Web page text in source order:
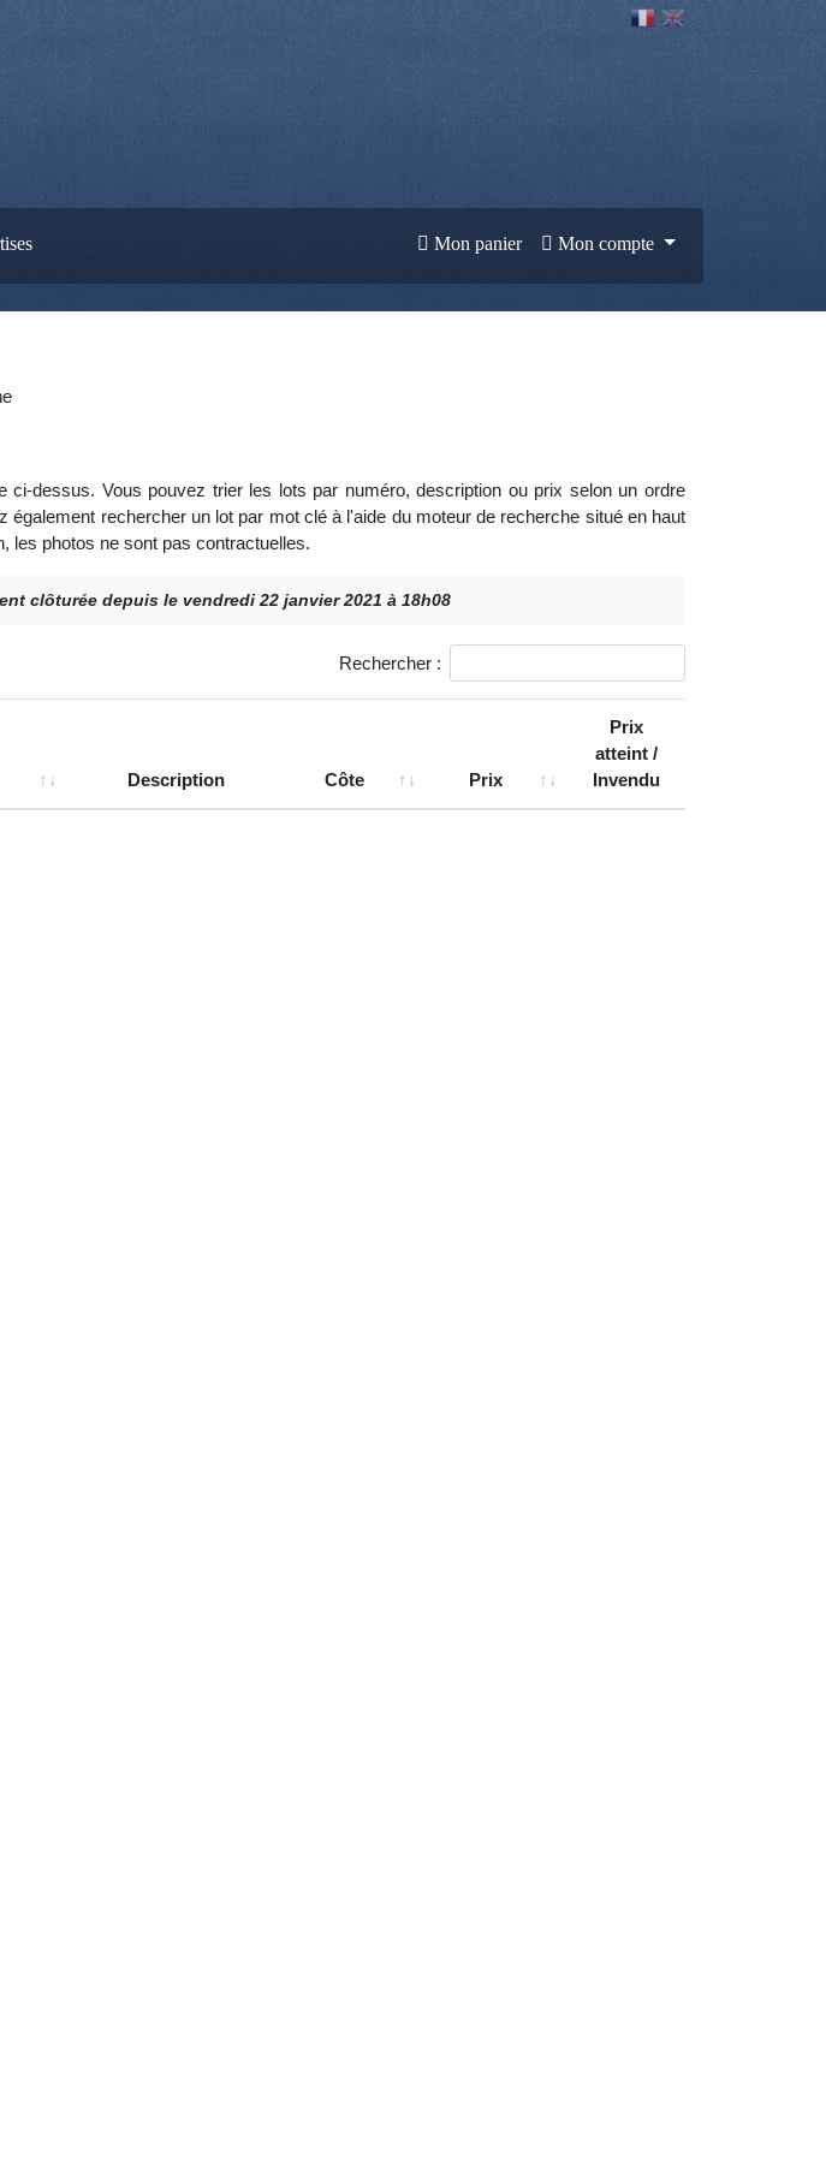
Mon panier Mon compte
ci-dessus. Vous pouvez trier les lots par numéro, description ou prix selon un ordre
également rechercher un lot par mot clé à l'aide du moteur de recherche situé en haut
les photos ne sont pas contractuelles.
clôturée depuis le vendredi 22 janvier 2021 à 18h08
Rechercher :
Description Côte Prix
Prix
atteint /
Invendu